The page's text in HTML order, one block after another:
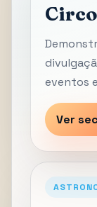
eventos
Ver